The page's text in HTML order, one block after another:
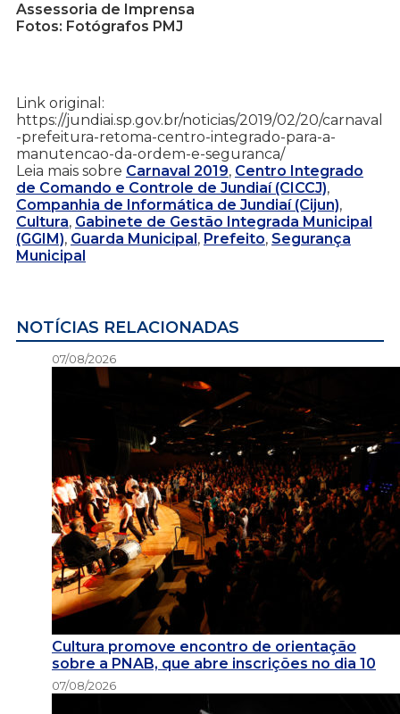
Assessoria de Imprensa
Fotos: Fotógrafos PMJ
Link original:
https://jundiai.sp.gov.br/noticias/2019/02/20/carnaval
-prefeitura-retoma-centro-integrado-para-a-
manutencao-da-ordem-e-seguranca/
Leia mais sobre Carnaval 2019, Centro Integrado
de Comando e Controle de Jundiaí (CICCJ),
Companhia de Informática de Jundiaí (Cijun),
Cultura, Gabinete de Gestão Integrada Municipal
(GGIM), Guarda Municipal, Prefeito, Segurança
Municipal
NOTÍCIAS RELACIONADAS
07/08/2026
Cultura promove encontro de orientação
sobre a PNAB, que abre inscrições no dia 10
07/08/2026